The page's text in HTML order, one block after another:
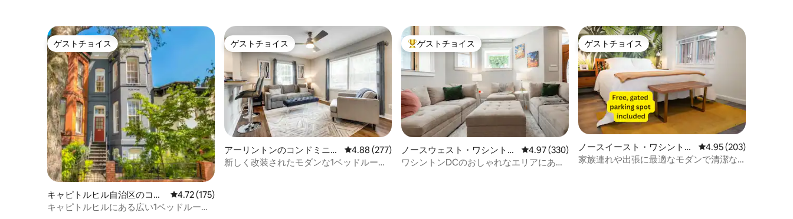
ゲストチョイス
ゲストチョイス
キャピトルヒル自治区のコン
ドミニアム
レビュー175件、5つ星中4.72つ星の平均評価
4.72 (175)
キャピトルヒルにある広い1ベッドルーム
ゲストチョイス
ゲストチョイス
アーリントンのコンドミニア
ム
レビュー277件、5つ星中4.88つ星の平均評価
4.88 (277)
新しく改装されたモダンな1ベッドルーム
大好評のゲストチョイスです。
ゲストチョイス
ノースウェスト・ワシントン
のコンドミニアム
レビュー330件、5つ星中4.97つ星の平均評価
4.97 (330)
ワシントンDCのおしゃれなエリアにあ
ゲストチョイス
ゲストチョイス
ノースイースト・ワシントン
のコンドミニアム
レビュー203件、5つ
4.95 (203)
家族連れや出張に最適なモダンで清潔な1